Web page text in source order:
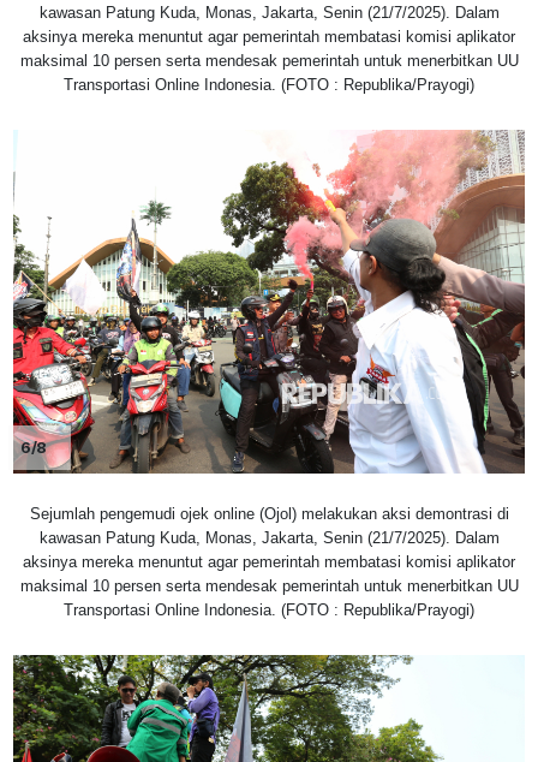
kawasan Patung Kuda, Monas, Jakarta, Senin (21/7/2025). Dalam
aksinya mereka menuntut agar pemerintah membatasi komisi aplikator
maksimal 10 persen serta mendesak pemerintah untuk menerbitkan UU
Transportasi Online Indonesia. (FOTO : Republika/Prayogi)
6/8
Sejumlah pengemudi ojek online (Ojol) melakukan aksi demontrasi di
kawasan Patung Kuda, Monas, Jakarta, Senin (21/7/2025). Dalam
aksinya mereka menuntut agar pemerintah membatasi komisi aplikator
maksimal 10 persen serta mendesak pemerintah untuk menerbitkan UU
Transportasi Online Indonesia. (FOTO : Republika/Prayogi)